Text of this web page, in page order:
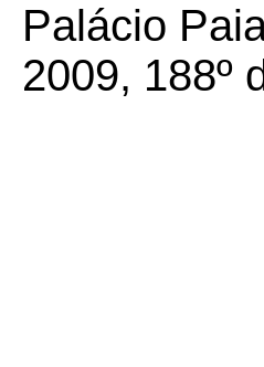
Palácio
2009, 188º